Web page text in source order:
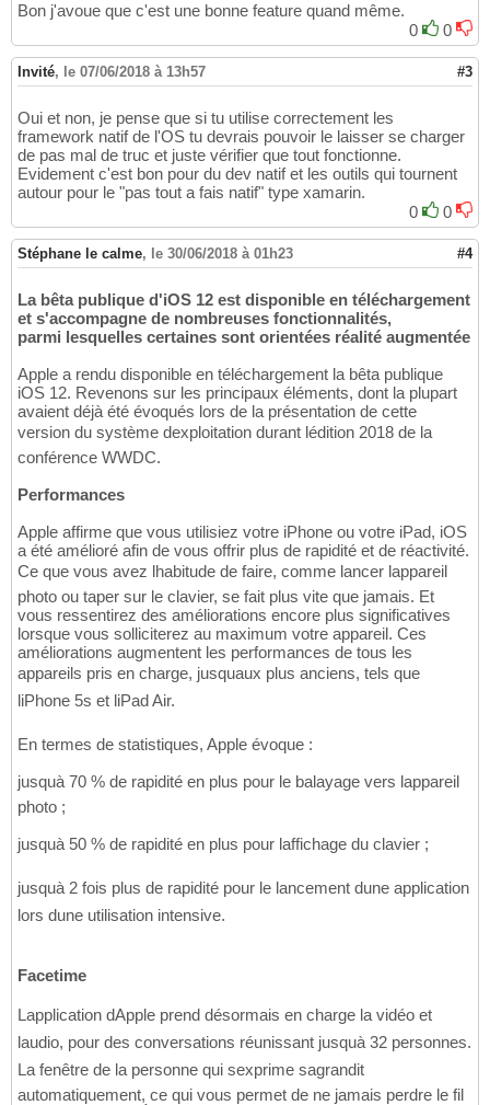
Bon j'avoue que c'est une bonne feature quand même.
0
0
Invité, le 07/06/2018 à 13h57 #3
Oui et non, je pense que si tu utilise correctement les
framework natif de l'OS tu devrais pouvoir le laisser se charger
de pas mal de truc et juste vérifier que tout fonctionne.
Evidement c'est bon pour du dev natif et les outils qui tournent
autour pour le "pas tout a fais natif" type xamarin.
0
0
Stéphane le calme, le 30/06/2018 à 01h23 #4
La bêta publique d'iOS 12 est disponible en téléchargement
et s'accompagne de nombreuses fonctionnalités,
parmi lesquelles certaines sont orientées réalité augmentée
Apple a rendu disponible en téléchargement la bêta publique
iOS 12. Revenons sur les principaux éléments, dont la plupart
avaient déjà été évoqués lors de la présentation de cette
version du système dexploitation durant lédition 2018 de la
conférence WWDC.
Performances
Apple affirme que vous utilisiez votre iPhone ou votre iPad, iOS
a été amélioré afin de vous offrir plus de rapidité et de réactivité.
Ce que vous avez lhabitude de faire, comme lancer lappareil
photo ou taper sur le clavier, se fait plus vite que jamais. Et
vous ressentirez des améliorations encore plus significatives
lorsque vous solliciterez au maximum votre appareil. Ces
améliorations augmentent les performances de tous les
appareils pris en charge, jusquaux plus anciens, tels que
liPhone 5s et liPad Air.
En termes de statistiques, Apple évoque :
jusquà 70 % de rapidité en plus pour le balayage vers lappareil
photo ;
jusquà 50 % de rapidité en plus pour laffichage du clavier ;
jusquà 2 fois plus de rapidité pour le lancement dune application
lors dune utilisation intensive.
Facetime
Lapplication dApple prend désormais en charge la vidéo et
laudio, pour des conversations réunissant jusquà 32 personnes.
La fenêtre de la personne qui sexprime sagrandit
automatiquement, ce qui vous permet de ne jamais perdre le fil